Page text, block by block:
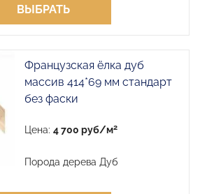
ВЫБРАТЬ
Французская ёлка дуб
массив 414*69 мм стандарт
без фаски
Цена:4 700 руб/м2
Порода дерева Дуб